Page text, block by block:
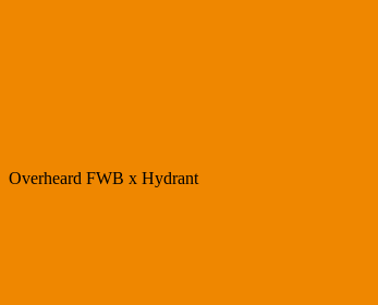
Overheard FWB x Hydrant